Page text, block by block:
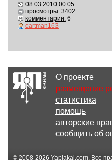
08.03.2010 00:05
просмотры: 3402
комментарии:6
cartman163
О проекте
размещение
статистика
помощь
авторские
сообщить об
© 2008-2026 Yaplakal.com. Все